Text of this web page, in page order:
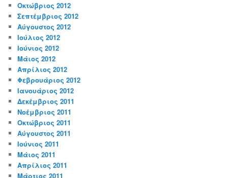
Οκτώβριος 2012
Σεπτέμβριος 2012
Αύγουστος 2012
Ιούλιος 2012
Ιούνιος 2012
Μάιος 2012
Απρίλιος 2012
Φεβρουάριος 2012
Ιανουάριος 2012
Δεκέμβριος 2011
Νοέμβριος 2011
Οκτώβριος 2011
Αύγουστος 2011
Ιούνιος 2011
Μάιος 2011
Απρίλιος 2011
Μάρτιος 2011